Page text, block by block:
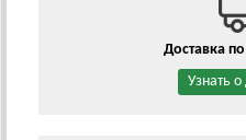
Доставка
Узнать о